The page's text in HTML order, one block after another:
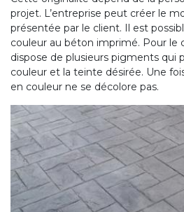
projet. L’entreprise peut créer le
présentée par le client. Il est
couleur au béton imprimé. Pour le
dispose de plusieurs pigments qui
couleur et la teinte désirée. Une
en couleur ne se décolore pas.